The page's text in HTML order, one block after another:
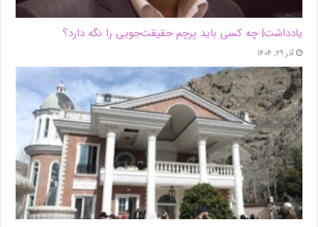
یادداشت| ‌چه کسی باید پرچم حقیقت‌جویی را نگه دارد؟
آذر ۲۹, ۱۴۰۴